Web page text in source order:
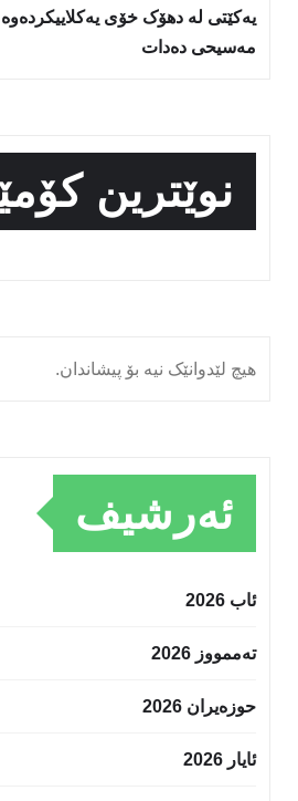
یەکێتی لە دهۆک خۆی
مەسیحی دەدات
نوێترین
هیچ لێدوانێک نیە بۆ پیشاندان.
ئەرشیف
ئاب 2026
تەممووز 2026
حوزه‌یران 2026
ئایار 2026